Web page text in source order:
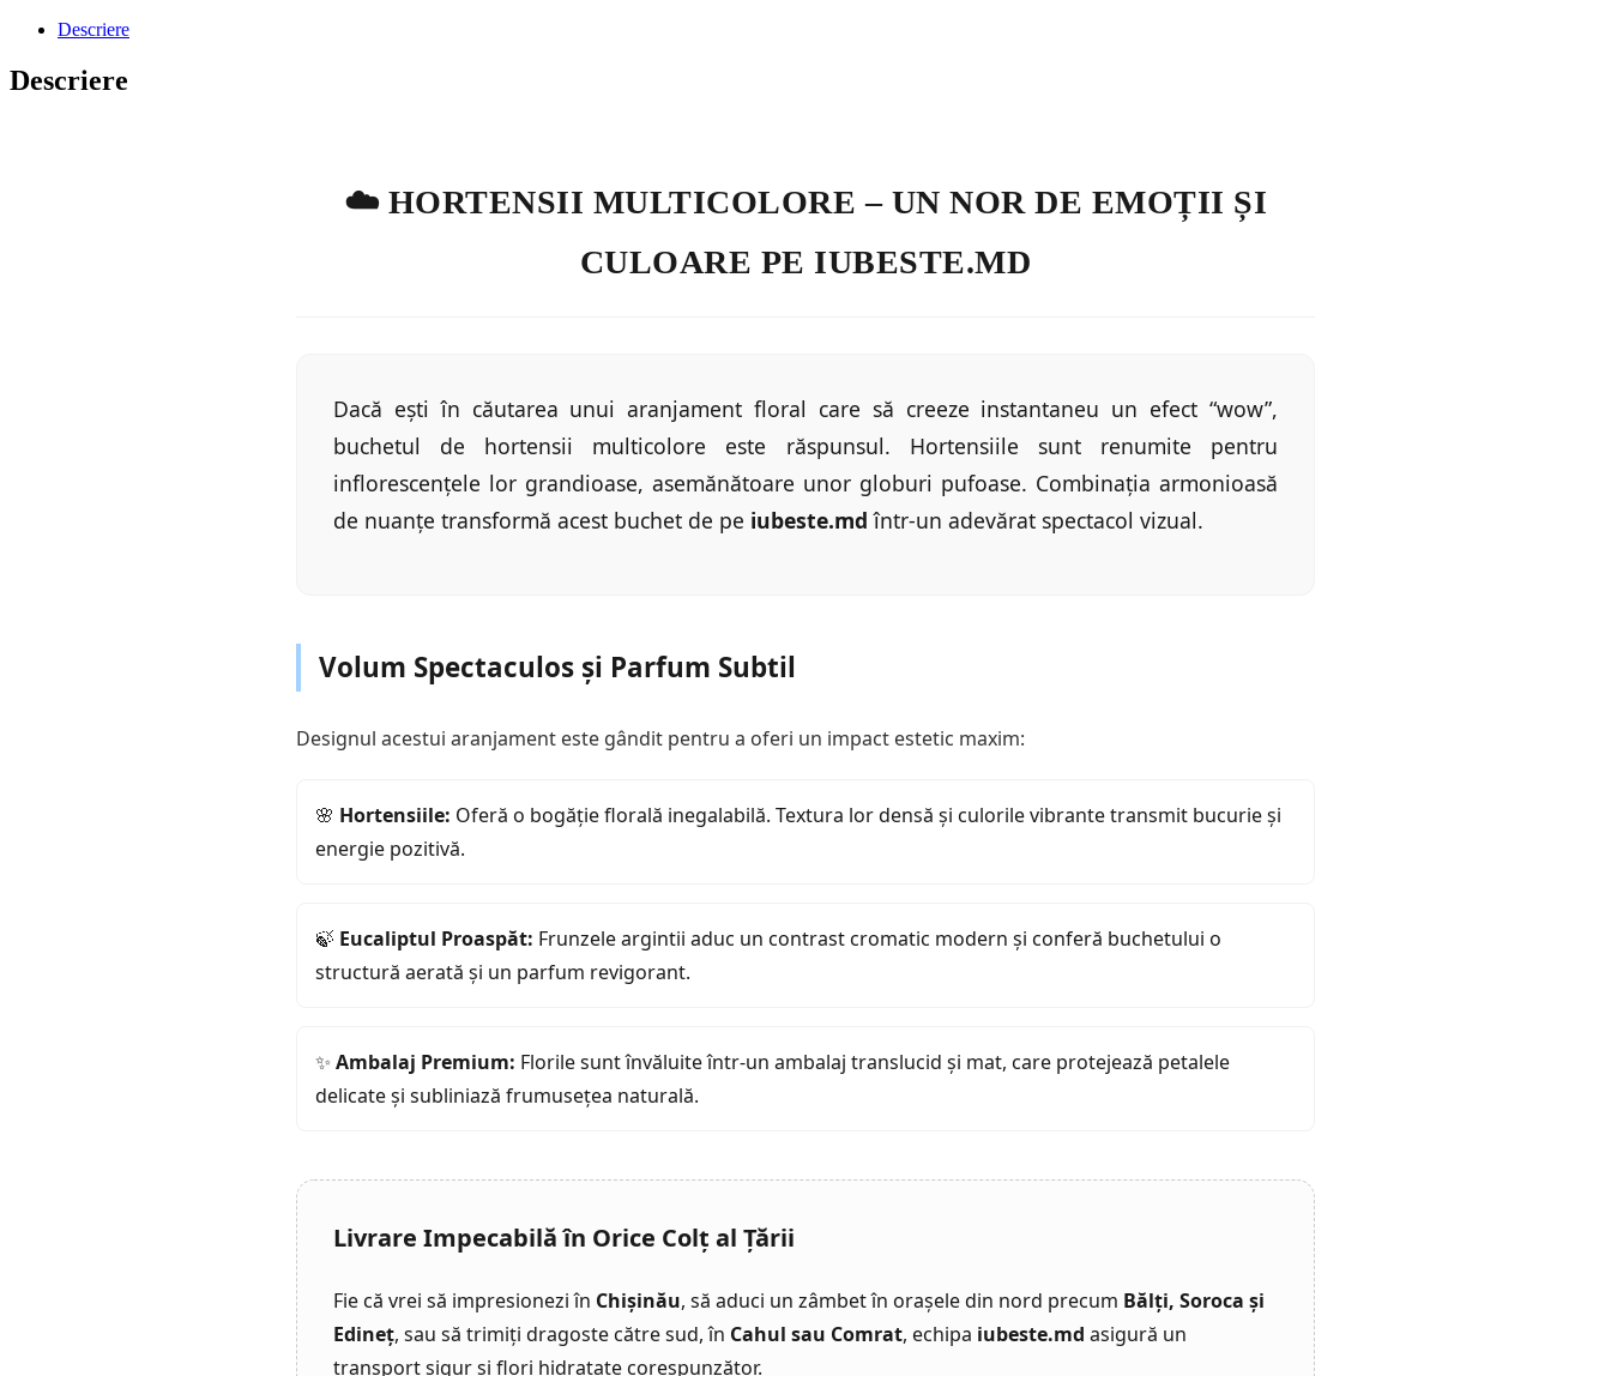
Descriere
Descriere
☁️ HORTENSII MULTICOLORE – UN NOR DE EMOȚII ȘI
CULOARE PE IUBESTE.MD
Dacă ești în căutarea unui aranjament floral care să creeze instantaneu un efect “wow”,
buchetul de hortensii multicolore este răspunsul. Hortensiile sunt renumite pentru
inflorescențele lor grandioase, asemănătoare unor globuri pufoase. Combinația armonioasă
de nuanțe transformă acest buchet de pe iubeste.md într-un adevărat spectacol vizual.
Volum Spectaculos și Parfum Subtil
Designul acestui aranjament este gândit pentru a oferi un impact estetic maxim:
🌸 Hortensiile: Oferă o bogăție florală inegalabilă. Textura lor densă și culorile vibrante transmit bucurie și
energie pozitivă.
🍃 Eucaliptul Proaspăt: Frunzele argintii aduc un contrast cromatic modern și conferă buchetului o
structură aerată și un parfum revigorant.
✨ Ambalaj Premium: Florile sunt învăluite într-un ambalaj translucid și mat, care protejează petalele
delicate și subliniază frumusețea naturală.
Livrare Impecabilă în Orice Colț al Țării
Fie că vrei să impresionezi în Chișinău, să aduci un zâmbet în orașele din nord precum Bălți, Soroca și
Edineț, sau să trimiți dragoste către sud, în Cahul sau Comrat, echipa iubeste.md asigură un
transport sigur și flori hidratate corespunzător.